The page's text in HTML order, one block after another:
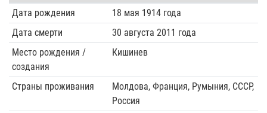
Дата рождения
18 мая 1914 года
Дата смерти
30 августа 2011 года
Место рождения /
создания
Кишинев
Страны проживания
Молдова, Франция, Румыния, СССР,
Россия